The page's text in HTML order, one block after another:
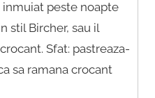
inmuiat peste noapte
stil Bircher, sau il
Sfat: pastreaza-
sa ramana crocant